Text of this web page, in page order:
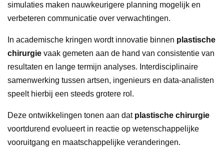
simulaties maken nauwkeurigere planning mogelijk en
verbeteren communicatie over verwachtingen.
In academische kringen wordt innovatie binnen plastische
chirurgie vaak gemeten aan de hand van consistentie van
resultaten en lange termijn analyses. Interdisciplinaire
samenwerking tussen artsen, ingenieurs en data-analisten
speelt hierbij een steeds grotere rol.
Deze ontwikkelingen tonen aan dat plastische chirurgie
voortdurend evolueert in reactie op wetenschappelijke
vooruitgang en maatschappelijke veranderingen.